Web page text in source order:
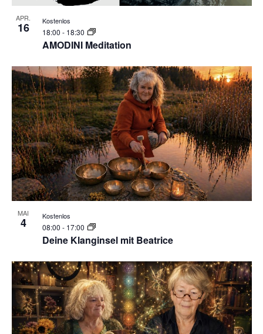
APR.
16
AMODINI Meditation
18:00 - 18:30
Kostenlos
MAI
4
Deine Klanginsel mit Beatrice
08:00 - 17:00
Kostenlos